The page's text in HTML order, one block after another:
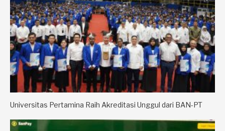
Universitas Pertamina Raih Akreditasi Unggul dari BAN-PT